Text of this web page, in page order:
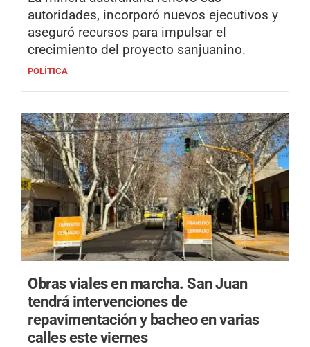
autoridades, incorporó nuevos ejecutivos y
aseguró recursos para impulsar el
crecimiento del proyecto sanjuanino.
POLÍTICA
Obras viales en marcha.San Juan
tendrá intervenciones de
repavimentación y bacheo en varias
calles este viernes